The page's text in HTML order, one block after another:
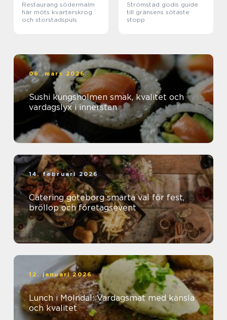
Restaurang södermalm
här möts kvarterskrog
och storstadspuls
Strömstad godis guide
till gränsens sötaste
stopp
06. mars 2026
Sushi kungsholmen smak, kvalitet och
vardagslyx i innerstan
14. februari 2026
Catering göteborg smarta val för fest,
bröllop och företagsevent
12. januari 2026
Lunch i Mölndal: Vardagsmat med känsla
och kvalitet